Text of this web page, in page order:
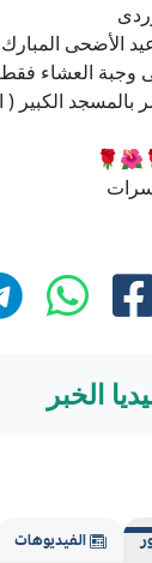
وجبة العشاء فقط
الكبير (
الخبر
الفيديوهات